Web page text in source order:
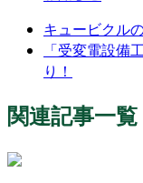
キュービクル
「受変電設備
り！
関連記事一覧